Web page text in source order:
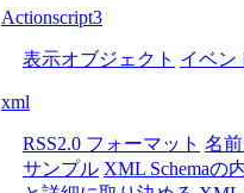
Actionscript3
表示オブジェクト イベン
xml
RSS2.0 フォーマット 名
サンプル XML Schemaの